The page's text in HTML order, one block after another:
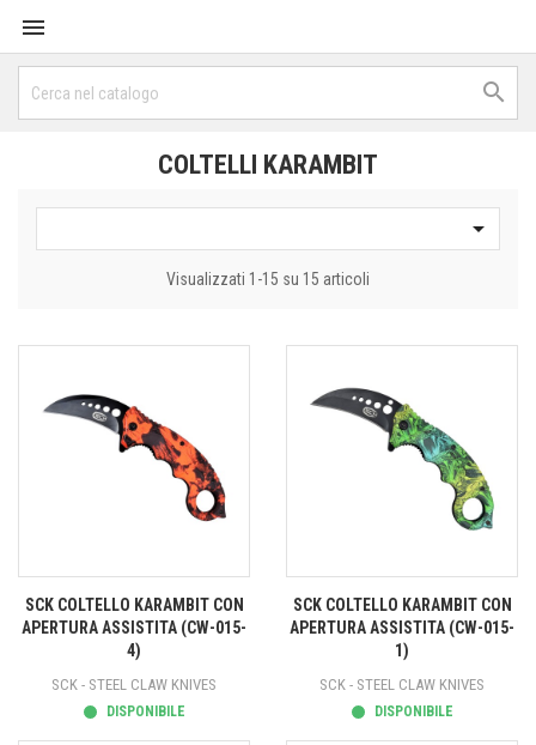


COLTELLI KARAMBIT

Visualizzati 1-15 su 15 articoli
SCK COLTELLO KARAMBIT CON
APERTURA ASSISTITA (CW-015-
4)
SCK - STEEL CLAW KNIVES
DISPONIBILE
SCK COLTELLO KARAMBIT CON
APERTURA ASSISTITA (CW-015-
1)
SCK - STEEL CLAW KNIVES
DISPONIBILE